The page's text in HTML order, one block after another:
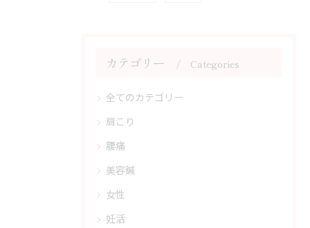
カテゴリー Categories
全てのカテゴリー
肩こり
腰痛
美容鍼
女性
妊活